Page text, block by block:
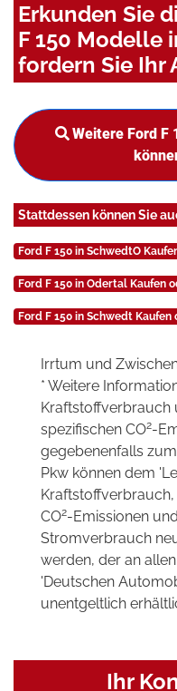
Erkunden Sie
F 150 Modelle
fordern Sie Ihr
Weitere Ford F
Stattdessen können Sie
Ford F 150 in SchwedtO
Ford F 150 in Odertal Kaufen
Ford F 150 in Schwedt Kaufen
Irrtum und
* Weitere
Kraftstoffverbrauch
spezifischen CO2-
gegebenenfalls
Pkw können dem
CO2-Emissionen
Stromverbrauch
werden, der an
'Deutschen
unentgeltlich
Ihr